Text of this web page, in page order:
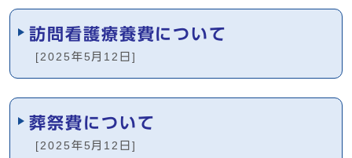
訪問看護療養費について
[2025年5月12日]
葬祭費について
[2025年5月12日]